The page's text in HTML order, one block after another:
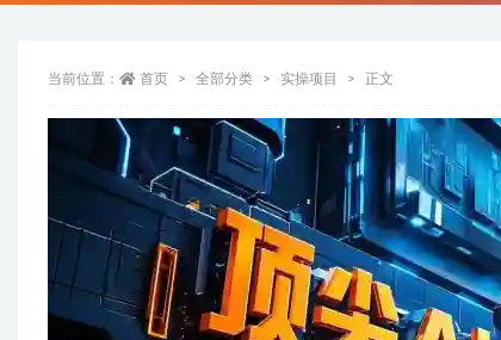
当前位置： 首页 全部分类 实操项目 正文